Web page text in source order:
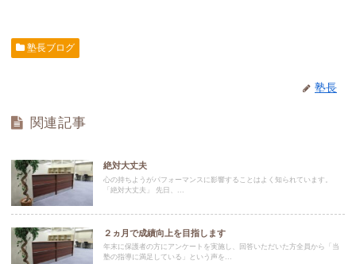
塾長ブログ
塾長
関連記事
絶対大丈夫
心の持ちようがパフォーマンスに影響することはよく知られています。
「絶対大丈夫」 先日、...
２ヵ月で成績向上を目指します
年末に保護者の方にアンケートを実施し、回答いただいた方全員から「当
塾の指導に満足している」という声を...